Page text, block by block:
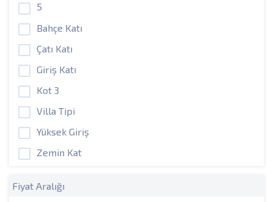
5
Bahçe Katı
Çatı Katı
Giriş Katı
Kot 3
Villa Tipi
Yüksek Giriş
Zemin Kat
Fiyat Aralığı